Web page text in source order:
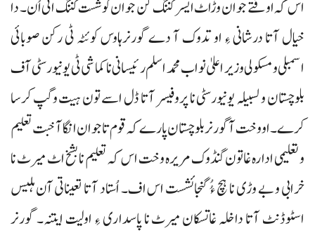
اس کہ اوفتے جوان وڑاٹ ایسر کننگ کن جوان کوشست کننگ اٹی اُن۔ دا
خیال آتا درشانی ءِ او تدوک آ دے گورنرہاوس کوئٹہ ٹی رکن صوبائی
اسمبلی و مسکولی وزیر اعلیٰ نواب محمد اسلم رئیسانی نا کماشی ٹی یونیورسٹی آف
بلوچستان و لسبیلہ یونیورسٹی نا پروفیسر آتا ڈل اسے تون ہیت وگپ کرسا
کرے۔ او وخت آ گورنر بلوچستان پارے کہ قوم تا جوان انگا آخبت تعلیم
و تعلیمی ادارہ غاتون گنڈوک مریرہ وخت اس کہ تعلیم نا بشخ اٹ میرٹ نا
خرابی و بے وڑی نا ہچ ءُُ گنجائشست اس اف۔ اُستاد آتا تعیناتی آن ہلیس
اسٹوڈنٹ آتا داخلہ غاتسکان میرٹ نا پاسداری ءِ اولیت ایتنہ۔ گورنر